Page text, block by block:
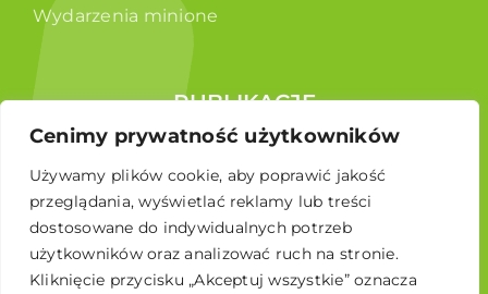
Cenimy prywatność użytkowników
Używamy plików cookie, aby poprawić jakość
przeglądania, wyświetlać reklamy lub treści
dostosowane do indywidualnych potrzeb
użytkowników oraz analizować ruch na stronie.
Kliknięcie przycisku „Akceptuj wszystkie” oznacza
Wydarzenia minione
PUBLIKACJE
Raporty
Broszura edukacyjna